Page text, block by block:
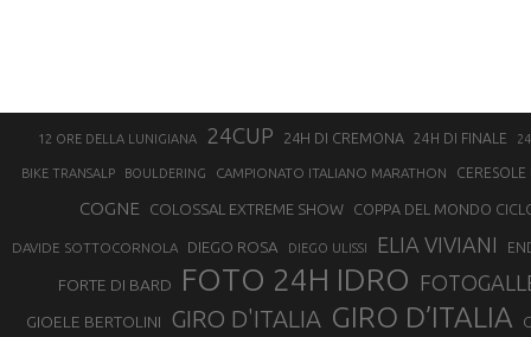
12 ORE DELLA LUNIGIANA 24CUP 24H DI CREMONA 24H DI FINALE
BIKE TRANSALP BOULDERING CAMPIONATO ITALIANO MARATHON CERESOLE
COGNE COLOSSAL EXTREME SHOW COPPA DEL MONDO
DAVIDE SOTTOCORNOLA DIEGO ROSA DIEGO ULISSI ELIA VIVIANI
FORTE DI BARD FOTO 24H IDRO
GIOELE BERTOLINI GIRO D'ITALIA GIRO D’ITALIA